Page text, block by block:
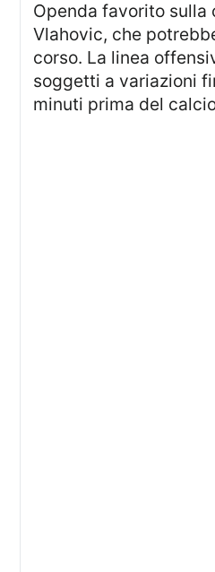
Openda favorito sulla
Vlahovic, che
corso. La linea
soggetti a variazioni
minuti prima del